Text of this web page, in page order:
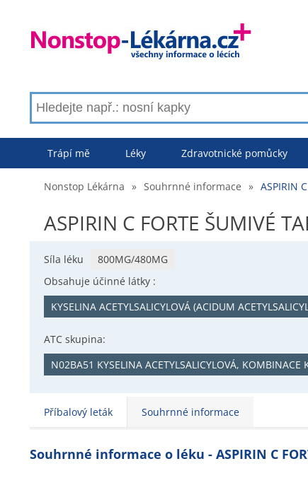
Trápí mě Léky Zdravotnické pomůcky
Nonstop Lékárna » Souhrnné informace » ASPIRIN
ASPIRIN C FORTE ŠUMIVÉ
Síla léku
800MG/480MG
Obsahuje účinné látky :
KYSELINA ACETYLSALICYLOVÁ (ACIDUM
ATC skupina:
N02BA51 KYSELINA ACETYLSALICYLOVÁ, KOMBINACE
Příbalový leták Souhrnné informace
Souhrnné informace o léku - ASPIRIN C